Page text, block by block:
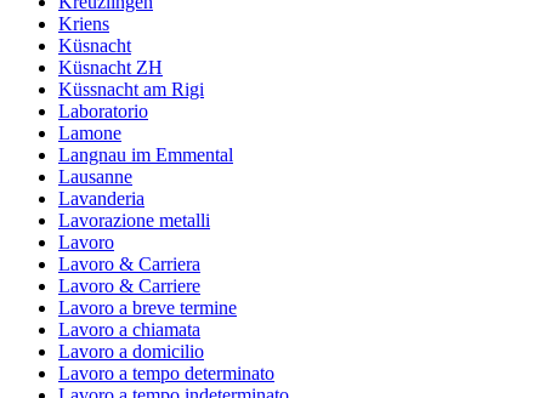
Kriens
Küsnacht
Küsnacht ZH
Küssnacht am Rigi
Laboratorio
Lamone
Langnau im Emmental
Lausanne
Lavanderia
Lavorazione metalli
Lavoro
Lavoro & Carriera
Lavoro & Carriere
Lavoro a breve termine
Lavoro a chiamata
Lavoro a domicilio
Lavoro a tempo determinato